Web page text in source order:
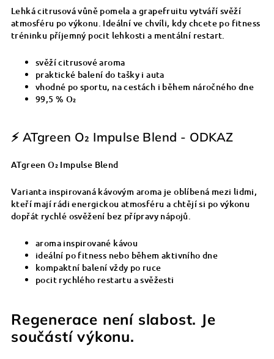
Lehká citrusová vůně pomela a grapefruitu vytváří svěží
atmosféru po výkonu. Ideální ve chvíli, kdy chcete po fitness
tréninku příjemný pocit lehkosti a mentální restart.
svěží citrusové aroma
praktické balení do tašky i auta
vhodné po sportu, na cestách i během náročného dne
99,5 % O₂
⚡ ATgreen O₂ Impulse Blend - ODKAZ
ATgreen O₂ Impulse Blend
Varianta inspirovaná kávovým aroma je oblíbená mezi lidmi,
kteří mají rádi energickou atmosféru a chtějí si po výkonu
dopřát rychlé osvěžení bez přípravy nápojů.
aroma inspirované kávou
ideální po fitness nebo během aktivního dne
kompaktní balení vždy po ruce
pocit rychlého restartu a svěžesti
Regenerace není slabost. Je
součástí výkonu.